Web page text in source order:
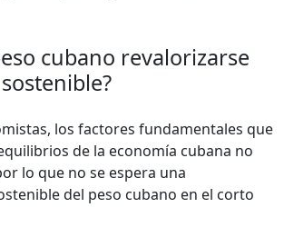
cubano revalorizarse
los factores fundamentales que
de la economía cubana no
lo que no se espera una
del peso cubano en el corto